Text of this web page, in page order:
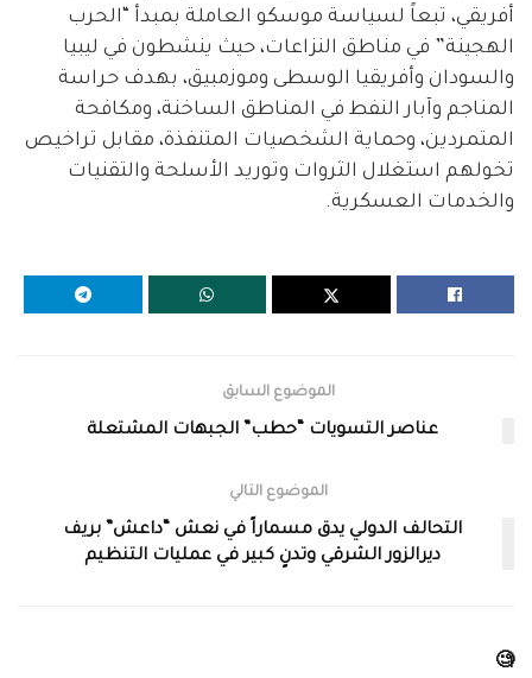
أفريقي، تبعاً لسياسة موسكو العاملة بمبدأ “الحرب
الهجينة” في مناطق النزاعات، حيث ينشطون في ليبيا
والسودان وأفريقيا الوسطى وموزمبيق، بهدف حراسة
المناجم وآبار النفط في المناطق الساخنة، ومكافحة
المتمردين، وحماية الشخصيات المتنفذة، مقابل تراخيص
تخولهم استغلال الثروات وتوريد الأسلحة والتقنيات
والخدمات العسكرية.
الموضوع السابق
عناصر التسويات “حطب” الجبهات المشتعلة
الموضوع التالي
التحالف الدولي يدق مسماراً في نعش “داعش” بريف
ديرالزور الشرقي وتدنٍ كبير في عمليات التنظيم
🧐